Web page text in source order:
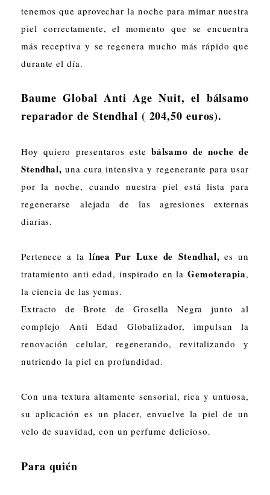
tenemos que aprovechar la noche para mimar nuestra
piel correctamente, el momentoque se encuentra
más receptiva y se regenera mucho más rápido que
durante el día.
Baume Global Anti Age Nuit, el bálsamo
reparador de Stendhal ( 204,50 euros).
Hoy quiero presentaros este bálsamo de noche de
Stendhal, una cura intensiva y regenerante para usar
por la noche, cuando nuestra piel está lista para
regenerarse alejada de las agresiones externas
diarias.
Pertenece a la línea Pur Luxe de Stendhal, es un
tratamiento anti edad, inspirado en laGemoterapia,
la ciencia de las yemas.
Extracto de Brote de Grosella Negra junto al
complejo Anti Edad Globalizador, impulsan la
renovación celular, regenerando, revitalizando y
nutriendo la piel en profundidad.
Con una textura altamente sensorial, rica y untuosa,
su aplicación es un placer, envuelve la piel de un
velo de suavidad, con un perfume delicioso.
Para quién